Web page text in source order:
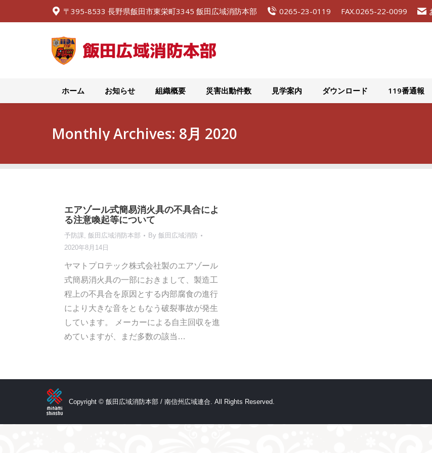
〒395-8533 長野県飯田市東栄町3345 飯田広域消防本部 0265-23-0119 FAX.0265-22-0099
ホーム お知らせ 組織概要 災害出動件数 見学案内 ダウンロード 119番通報
Monthly Archives: 8月 2020
エアゾール式簡易消火具の不具合によ
る注意喚起等について
予防課, 飯田広域消防本部 By 飯田広域消防
2020年8月14日
ヤマトプロテック株式会社製のエアゾール
式簡易消火具の一部におきまして、製造工
程上の不具合を原因とする内部腐食の進行
により大きな音をともなう破裂事故が発生
しています。 メーカーによる自主回収を進
めていますが、まだ多数の該当…
Copyright © 飯田広域消防本部 / 南信州広域連合. All Rights Reserved.
ホーム お知らせ 組織概要 災害出動件数 見学案内 ダウンロー